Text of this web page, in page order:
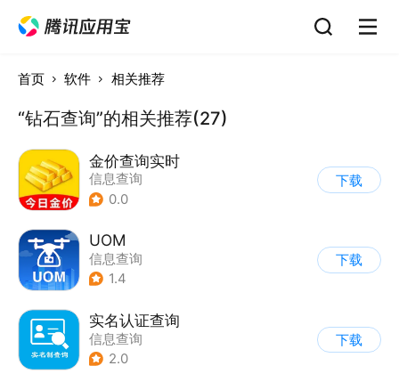
首页 软件 相关推荐
“钻石查询”的相关推荐(27)
金价查询实时
信息查询
0.0
下载
UOM
信息查询
1.4
下载
实名认证查询
信息查询
2.0
下载